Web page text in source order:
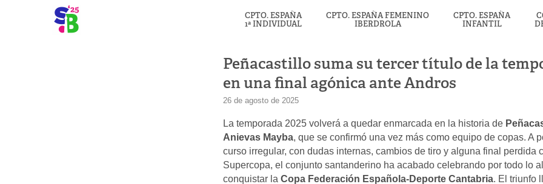
CPTO. ESPAÑA
1ª INDIVIDUAL
CPTO. ESPAÑA FEMENINO
IBERDROLA
CPTO. ESPAÑA
INFANTIL
Peñacastillo suma su tercer título de la
en una final agónica ante Andros
26 de agosto de 2025
La temporada 2025 volverá a quedar enmarcada en la historia de
Anievas Mayba, que se confirmó una vez más como equipo de copas. A
curso irregular, con dudas internas, cambios de tiro y alguna final perdida
Supercopa, el conjunto santanderino ha acabado celebrando por todo lo
conquistar la Copa Federación Española-Deporte Cantabria. El triunfo